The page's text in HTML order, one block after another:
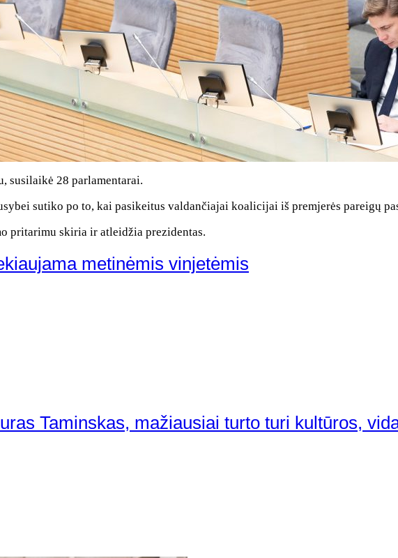
susilaikė 28 parlamentarai.
sutiko po to, kai pasikeitus valdančiajai koalicijai iš premjerės pareigų
pritarimu skiria ir atleidžia prezidentas.
metinėmis vinjetėmis
Taminskas, mažiausiai turto turi kultūros,